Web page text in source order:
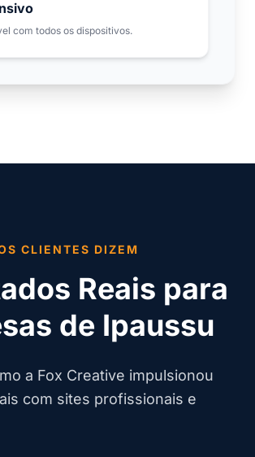
com todos os dispositivos.
CLIENTES DIZEM
Reais para
de Ipaussu
a Fox Creative impulsionou
com sites profissionais e